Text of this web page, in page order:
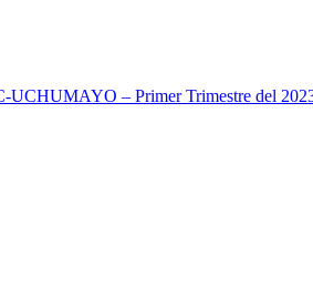
UCHUMAYO – Primer Trimestre del